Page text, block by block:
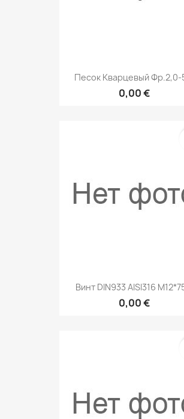
Песок Кварцевый Фр.2,0-
0,00 €
Винт DIN933 AISI316
0,00 €